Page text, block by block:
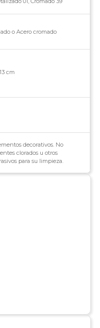
o Acero cromado
cm
decorativos. No
clorados u otros
para su limpieza.